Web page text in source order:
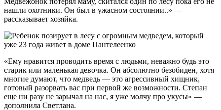
нашли охотники. Он был в ужасном состоянии..» —
рассказывает хозяйка.
«Ему нравится проводить время с людьми, неважно будь это
старик или маленькая девочка. Он абсолютно безобиден, хотя
многие думают, что медведь — это агрессивный хищник,
готовый разорвать вас при первой же возможности. Степан
еще ни разу не зарычал на нас, я уже молчу про укусы» —
дополнила Светлана.